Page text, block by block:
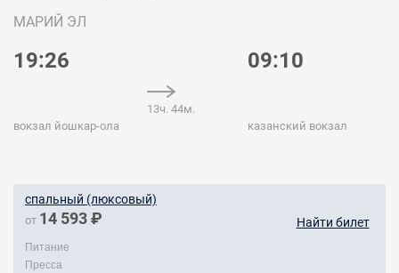
МАРИЙ ЭЛ
19:26
вокзал йошкар-ола
13ч. 44м.
09:10
казанский вокзал
спальный (люксовый)
от 14 593 ₽ Найти билет
Питание
Пресса